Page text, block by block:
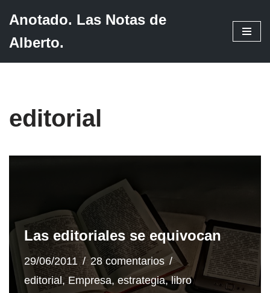
Saltar
Anotado. Las Notas de
Alberto.
editorial
Las editoriales se equivocan
29/06/2011
28 comentarios
editorial ,Empresa, estrategia,libro